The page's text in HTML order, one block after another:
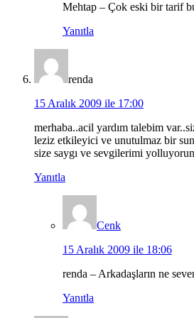
Mehtap – Çok eski bir tarif
Yanıtla
renda
15 Aralık 2009 ile 17:00
merhaba..acil yardım talebim
leziz etkileyici ve unutulmaz bir
size saygı ve sevgilerimi
Yanıtla
Cenk
15 Aralık 2009 ile 18:06
renda – Arkadaşların ne
Yanıtla